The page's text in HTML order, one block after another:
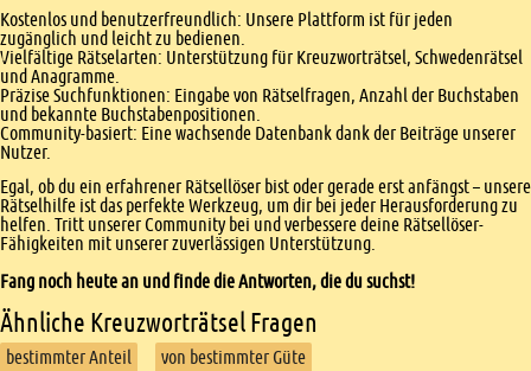
Kostenlos und benutzerfreundlich: Unsere Plattform ist für jeden
zugänglich und leicht zu bedienen.
Vielfältige Rätselarten: Unterstützung für Kreuzworträtsel, Schwedenrätsel
und Anagramme.
Präzise Suchfunktionen: Eingabe von Rätselfragen, Anzahl der Buchstaben
und bekannte Buchstabenpositionen.
Community-basiert: Eine wachsende Datenbank dank der Beiträge unserer
Nutzer.
Egal, ob du ein erfahrener Rätsellöser bist oder gerade erst anfängst – unsere
Rätselhilfe ist das perfekte Werkzeug, um dir bei jeder Herausforderung zu
helfen. Tritt unserer Community bei und verbessere deine Rätsellöser-
Fähigkeiten mit unserer zuverlässigen Unterstützung.
Fang noch heute an und finde die Antworten, die du suchst!
Ähnliche Kreuzworträtsel Fragen
bestimmter Anteil
von bestimmter Güte